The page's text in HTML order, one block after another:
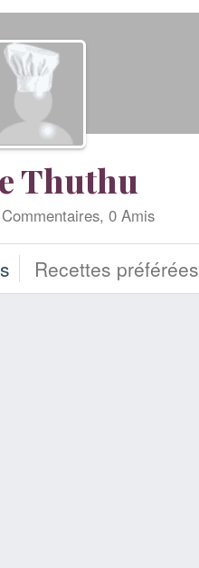
Thuthu
0 Amis
Recettes préférées